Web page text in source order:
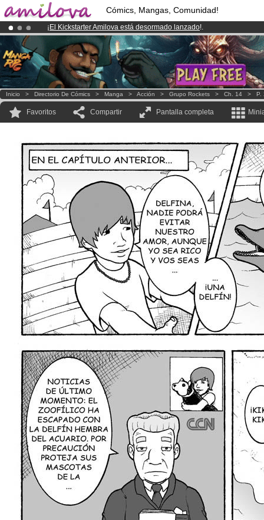
Cómics, Mangas, Comunidad!
¡ El Kickstarter Amilova está desormado lanzado!.
¡Conviertete en Premium por3.95 eurosal mes!Hazte Premium ya
¡Ya tenemos 100000miembrosy 1000 Cómics y Mangas!.
Inicio > Directorio De Cómics > Manga > Acción > Grupo Rockets > Ch. 14 > P.
Favoritos Compartir Pantalla completa